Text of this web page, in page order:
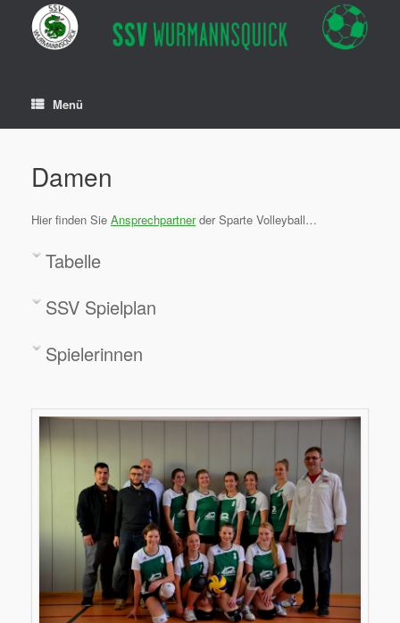
springen
Menü
Damen
Hier finden Sie Ansprechpartnerder Sparte Volleyball…
Tabelle
SSV Spielplan
Spielerinnen